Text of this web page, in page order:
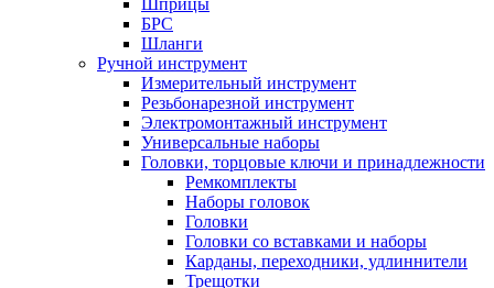
Шприцы
БРС
Шланги
Ручной инструмент
Измерительный инструмент
Резьбонарезной инструмент
Электромонтажный инструмент
Универсальные наборы
Головки, торцовые ключи и принадлежности
Ремкомплекты
Наборы головок
Головки
Головки со вставками и наборы
Карданы, переходники, удлиннители
Трещотки